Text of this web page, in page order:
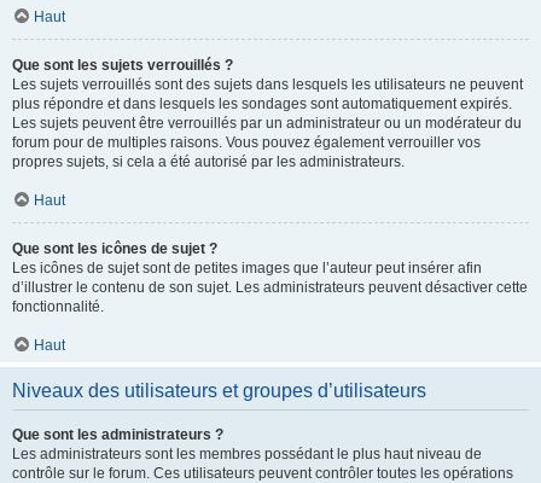
Haut
Que sont les sujets verrouillés ?
Les sujets verrouillés sont des sujets dans lesquels les utilisateurs ne peuvent
plus répondre et dans lesquels les sondages sont automatiquement expirés.
Les sujets peuvent être verrouillés par un administrateur ou un modérateur du
forum pour de multiples raisons. Vous pouvez également verrouiller vos
propres sujets, si cela a été autorisé par les administrateurs.
Haut
Que sont les icônes de sujet ?
Les icônes de sujet sont de petites images que l’auteur peut insérer afin
d’illustrer le contenu de son sujet. Les administrateurs peuvent désactiver cette
fonctionnalité.
Haut
Niveaux des utilisateurs et groupes d’utilisateurs
Que sont les administrateurs ?
Les administrateurs sont les membres possédant le plus haut niveau de
contrôle sur le forum. Ces utilisateurs peuvent contrôler toutes les opérations